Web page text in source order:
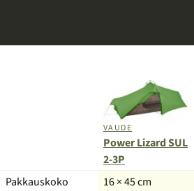
Tuote
VAUDE
Power Lizard SUL
2-3P
Pakkauskoko
16 × 45 cm